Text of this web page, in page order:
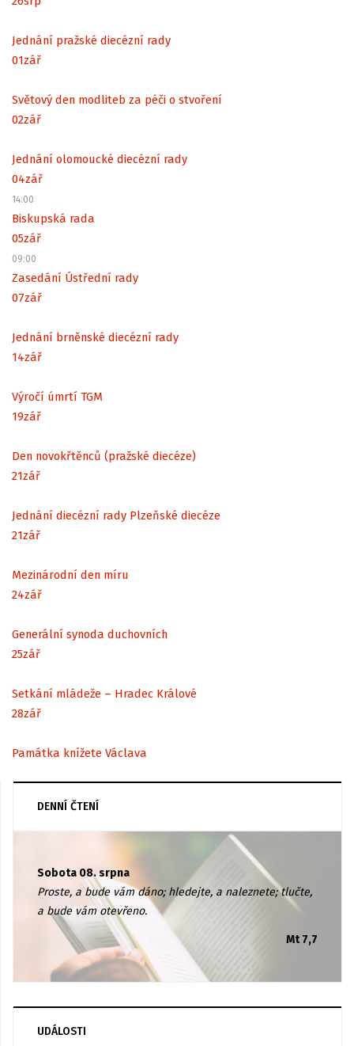
Jednání pražské diecézní rady
01zář
Světový den modliteb za péči o stvoření
02zář
Jednání olomoucké diecézní rady
04zář
14:00
Biskupská rada
05zář
09:00
Zasedání Ústřední rady
07zář
Jednání brněnské diecézní rady
14zář
Výročí úmrtí TGM
19zář
Den novokřtěnců (pražské diecéze)
21zář
Jednání diecézní rady Plzeňské diecéze
21zář
Mezinárodní den míru
24zář
Generální synoda duchovních
25zář
Setkání mládeže – Hradec Králové
28zář
Památka knížete Václava
DENNÍ ČTENÍ
Sobota 08. srpna
Proste, a bude vám dáno; hledejte, a naleznete; tlučte,
a bude vám otevřeno.
Mt 7,7
UDÁLOSTI